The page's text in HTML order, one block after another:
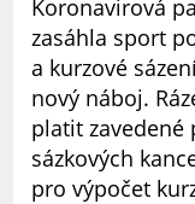
Koronavirová
zasáhla sport
a kurzové
nový náboj.
platit zavedené
sázkových
pro výpočet